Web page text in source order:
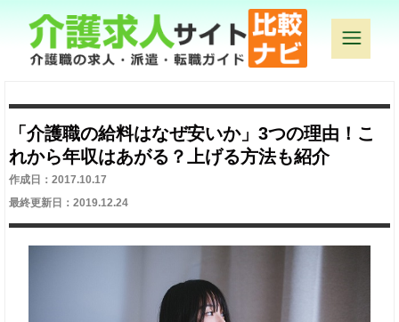
「介護職の給料はなぜ安いか」3つの理由！こ
れから年収はあがる？上げる方法も紹介
作成日：2017.10.17
最終更新日：2019.12.24